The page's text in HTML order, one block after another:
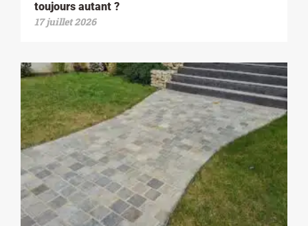
toujours autant ?
17 juillet 2026